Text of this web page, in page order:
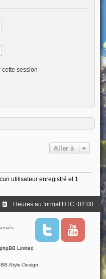
session
Aller à
utilisateur enregistré et 1
Heures au format UTC+02:00
T
i
Y
u
Limited
Style-Design